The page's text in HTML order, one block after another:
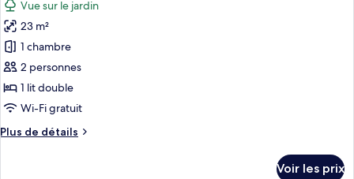
Chambre
Supérieure,
vue
jardin
les
photos
pour
ce
type
de
chambre :
Chambre
Vue sur le jardin
23 m²
1 chambre
2 personnes
1 lit double
Wi-Fi gratuit
Plus de détails
Plus
Voir les prix